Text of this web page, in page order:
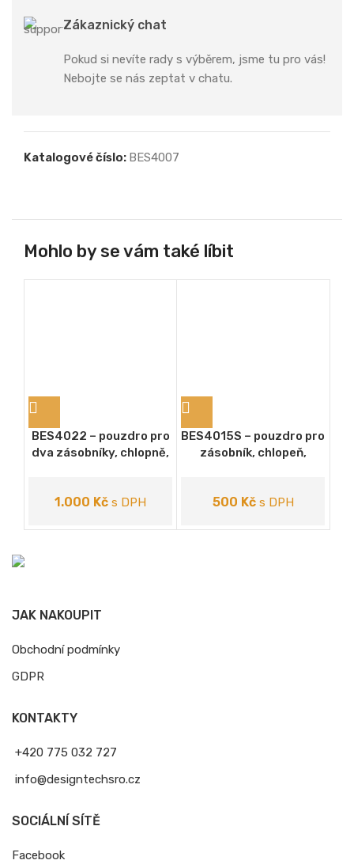
Zákaznický chat
Pokud si nevíte rady s výběrem, jsme tu pro vás!
Nebojte se nás zeptat v chatu.
Katalogové číslo: BES4007
Mohlo by se vám také líbit
BES4022 – pouzdro pro
dva zásobníky, chlopně,
1.000 Kč s DPH
BES4015S – pouzdro pro
zásobník, chlopeň,
500 Kčs DPH
JAK NAKOUPIT
Obchodní podmínky
GDPR
KONTAKTY
+420 775 032 727
info@designtechsro.cz
SOCIÁLNÍ SÍTĚ
Facebook